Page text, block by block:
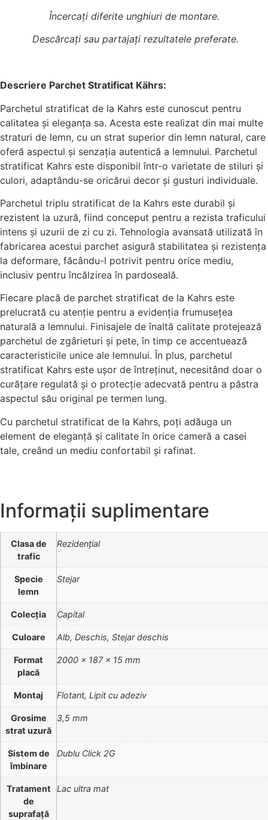
Încercați diferite unghiuri de montare.
Descărcați sau partajați rezultatele preferate.
Descriere Parchet Stratificat Kährs:
Parchetul stratificat de la Kahrs este cunoscut pentru
calitatea și eleganța sa. Acesta este realizat din mai multe
straturi de lemn, cu un strat superior din lemn natural, care
oferă aspectul și senzația autentică a lemnului. Parchetul
stratificat Kahrs este disponibil într-o varietate de stiluri și
culori, adaptându-se oricărui decor și gusturi individuale.
Parchetul triplu stratificat de la Kahrs este durabil și
rezistent la uzură, fiind conceput pentru a rezista traficului
intens și uzurii de zi cu zi. Tehnologia avansată utilizată în
fabricarea acestui parchet asigură stabilitatea și rezistența
la deformare, făcându-l potrivit pentru orice mediu,
inclusiv pentru încălzirea în pardoseală.
Fiecare placă de parchet stratificat de la Kahrs este
prelucrată cu atenție pentru a evidenția frumusețea
naturală a lemnului. Finisajele de înaltă calitate protejează
parchetul de zgârieturi și pete, în timp ce accentuează
caracteristicile unice ale lemnului. În plus, parchetul
stratificat Kahrs este ușor de întreținut, necesitând doar o
curățare regulată și o protecție adecvată pentru a păstra
aspectul său original pe termen lung.
Cu parchetul stratificat de la Kahrs, poți adăuga un
element de eleganță și calitate în orice cameră a casei
tale, creând un mediu confortabil și rafinat.
Informații suplimentare
Clasa de
trafic
Rezidențial
Specie
lemn
Stejar
Colecția Capital
Culoare Alb, Deschis, Stejar deschis
Format
placă
2000 x 187 x 15 mm
Montaj Flotant, Lipit cu adeziv
Grosime
strat uzură
3,5 mm
Sistem de
îmbinare
Dublu Click 2G
Tratament
de
suprafață
Lac ultra mat